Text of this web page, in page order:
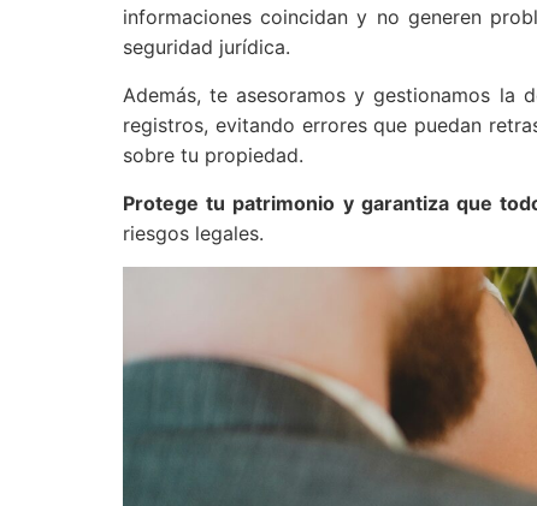
informaciones coincidan y no generen
seguridad jurídica.
Además, te asesoramos y gestionamos la
registros, evitando errores que puedan
sobre tu propiedad.
Protege tu patrimonio y garantiza que
riesgos legales.